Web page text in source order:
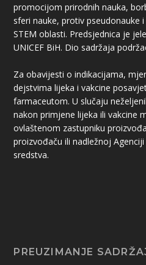
promocijom prirodnih nauka,
sferi nauke, protiv pseudonauke
STEM oblasti. Predsjednica je
UNICEF BiH. Dio sadržaja
Za obavijesti o indikacijama,
dejstvima lijeka i vakcine
farmaceutom. U slučaju
nakon primjene lijeka ili vakcine
ovlaštenom zastupniku
proizvođaču ili nadležnoj
sredstva.
PREUZIMANJE